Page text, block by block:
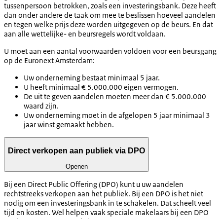
tussenpersoon betrokken, zoals een investeringsbank. Deze heeft
dan onder andere de taak om mee te beslissen hoeveel aandelen
en tegen welke prijs deze worden uitgegeven op de beurs. En dat
aan alle wettelijke- en beursregels wordt voldaan.
U moet aan een aantal voorwaarden voldoen voor een beursgang
op de Euronext Amsterdam:
Uw onderneming bestaat minimaal 5 jaar.
U heeft minimaal € 5.000.000 eigen vermogen.
De uit te geven aandelen moeten meer dan € 5.000.000
waard zijn.
Uw onderneming moet in de afgelopen 5 jaar minimaal 3
jaar winst gemaakt hebben.
Direct verkopen aan publiek via DPO
Openen
Bij een Direct Public Offering (DPO) kunt u uw aandelen
rechtstreeks verkopen aan het publiek. Bij een DPO is het niet
nodig om een investeringsbank in te schakelen. Dat scheelt veel
tijd en kosten. Wel helpen vaak speciale makelaars bij een DPO